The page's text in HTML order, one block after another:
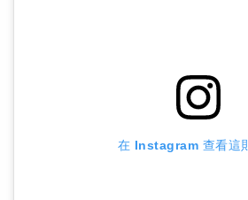
在 Instagram 查看這